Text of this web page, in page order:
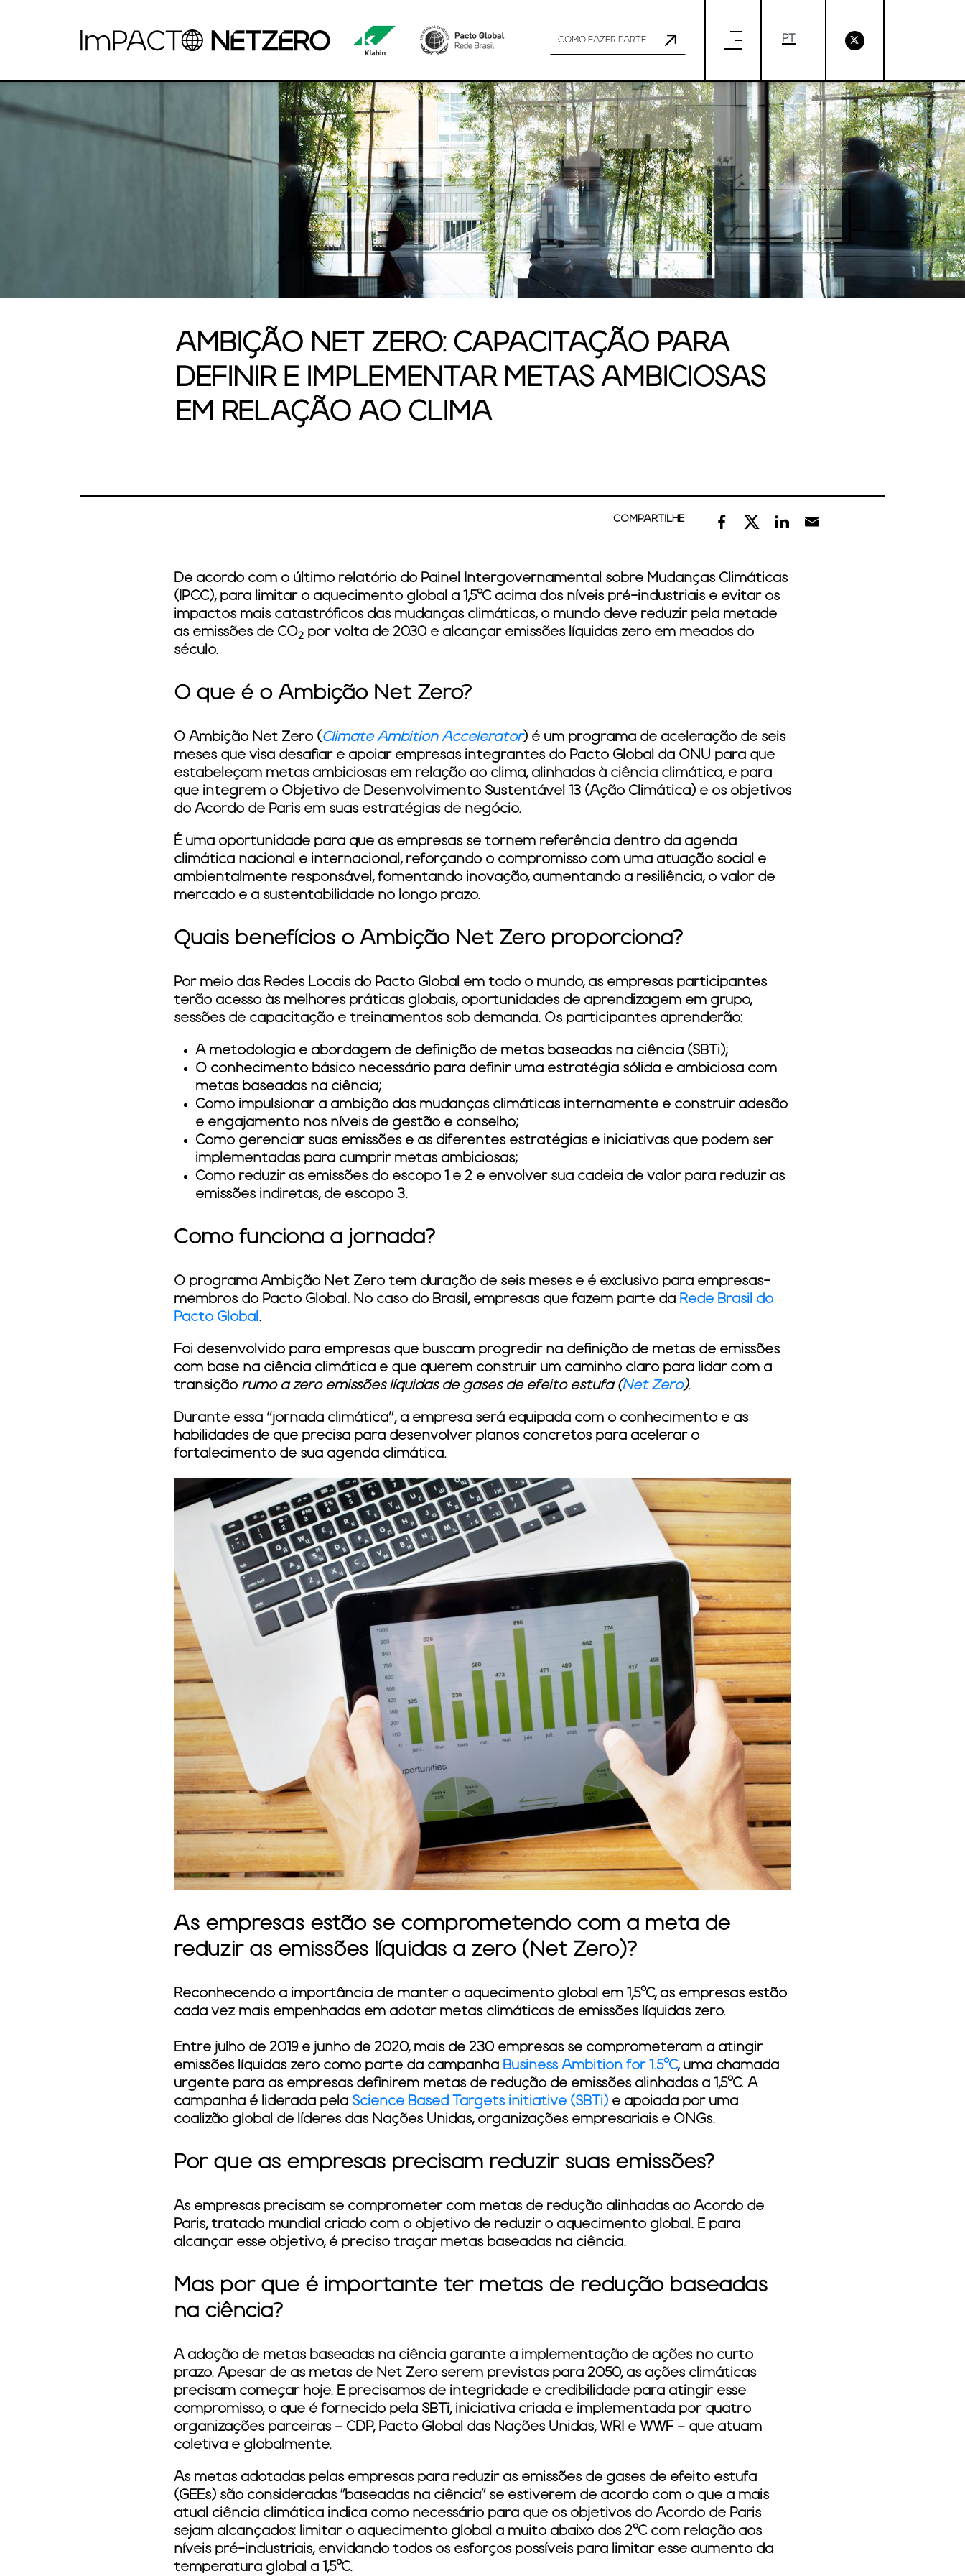
COMO FAZER PARTE
AMBIÇÃO NET ZERO: CAPACITAÇÃO PARA DEFINIR E IMPLEMENTAR METAS AMBICIOSAS EM RELAÇÃO AO CLIMA
AMBIÇÃO NET ZERO: CAPACITAÇÃO PARA
DEFINIR E IMPLEMENTAR METAS AMBICIOSAS
EM RELAÇÃO AO CLIMA
COMPARTILHE
De acordo com o último relatório do Painel Intergovernamental sobre Mudanças Climáticas
(IPCC), para limitar o aquecimento global a 1,5°C acima dos níveis pré-industriais e evitar os
impactos mais catastróficos das mudanças climáticas, o mundo deve reduzir pela metade
as emissões de CO2 por volta de 2030 e alcançar emissões líquidas zero em meados do
século.
O que é o Ambição Net Zero?
O Ambição Net Zero (Climate Ambition Accelerator) é um programa de aceleração de seis
meses que visa desafiar e apoiar empresas integrantes do Pacto Global da ONU para que
estabeleçam metas ambiciosas em relação ao clima, alinhadas à ciência climática, e para
que integrem o Objetivo de Desenvolvimento Sustentável 13 (Ação Climática) e os objetivos
do Acordo de Paris em suas estratégias de negócio.
É uma oportunidade para que as empresas se tornem referência dentro da agenda
climática nacional e internacional, reforçando o compromisso com uma atuação social e
ambientalmente responsável, fomentando inovação, aumentando a resiliência, o valor de
mercado e a sustentabilidade no longo prazo.
Quais benefícios o Ambição Net Zero proporciona?
Por meio das Redes Locais do Pacto Global em todo o mundo, as empresas participantes
terão acesso às melhores práticas globais, oportunidades de aprendizagem em grupo,
sessões de capacitação e treinamentos sob demanda. Os participantes aprenderão:
A metodologia e abordagem de definição de metas baseadas na ciência (SBTi);
O conhecimento básico necessário para definir uma estratégia sólida e ambiciosa com
metas baseadas na ciência;
Como impulsionar a ambição das mudanças climáticas internamente e construir adesão
e engajamento nos níveis de gestão e conselho;
Como gerenciar suas emissões e as diferentes estratégias e iniciativas que podem ser
implementadas para cumprir metas ambiciosas;
Como reduzir as emissões do escopo 1 e 2 e envolver sua cadeia de valor para reduzir as
emissões indiretas, de escopo 3.
Como funciona a jornada?
O programa Ambição Net Zero tem duração de seis meses e é exclusivo para empresas-
membros do Pacto Global. No caso do Brasil, empresas que fazem parte da Rede Brasil do
Pacto Global.
Foi desenvolvido para empresas que buscam progredir na definição de metas de emissões
com base na ciência climática e que querem construir um caminho claro para lidar com a
transição rumo a zero emissões líquidas de gases de efeito estufa (Net Zero).
Durante essa “jornada climática”, a empresa será equipada com o conhecimento e as
habilidades de que precisa para desenvolver planos concretos para acelerar o
fortalecimento de sua agenda climática.
As empresas estão se comprometendo com a meta de
reduzir as emissões líquidas a zero (Net Zero)?
Reconhecendo a importância de manter o aquecimento global em 1,5°C, as empresas estão
cada vez mais empenhadas em adotar metas climáticas de emissões líquidas zero.
Entre julho de 2019 e junho de 2020, mais de 230 empresas se comprometeram a atingir
emissões líquidas zero como parte da campanha Business Ambition for 1.5°C, uma chamada
urgente para as empresas definirem metas de redução de emissões alinhadas a 1,5°C. A
campanha é liderada pela Science Based Targets initiative (SBTi) e apoiada por uma
coalizão global de líderes das Nações Unidas, organizações empresariais e ONGs.
Por que as empresas precisam reduzir suas emissões?
As empresas precisam se comprometer com metas de redução alinhadas ao Acordo de
Paris, tratado mundial criado com o objetivo de reduzir o aquecimento global. E para
alcançar esse objetivo, é preciso traçar metas baseadas na ciência.
Mas por que é importante ter metas de redução baseadas
na ciência?
A adoção de metas baseadas na ciência garante a implementação de ações no curto
prazo. Apesar de as metas de Net Zero serem previstas para 2050, as ações climáticas
precisam começar hoje. E precisamos de integridade e credibilidade para atingir esse
compromisso, o que é fornecido pela SBTi, iniciativa criada e implementada por quatro
organizações parceiras – CDP, Pacto Global das Nações Unidas, WRI e WWF – que atuam
coletiva e globalmente.
As metas adotadas pelas empresas para reduzir as emissões de gases de efeito estufa
(GEEs) são consideradas "baseadas na ciência" se estiverem de acordo com o que a mais
atual ciência climática indica como necessário para que os objetivos do Acordo de Paris
sejam alcançados: limitar o aquecimento global a muito abaixo dos 2°C com relação aos
níveis pré-industriais, envidando todos os esforços possíveis para limitar esse aumento da
temperatura global a 1,5°C.